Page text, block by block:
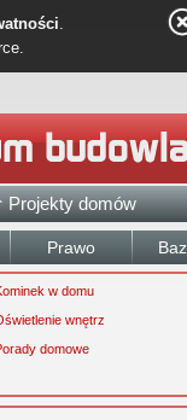
.
Projekty domów
Prawo
w domu
wnętrz
domowe